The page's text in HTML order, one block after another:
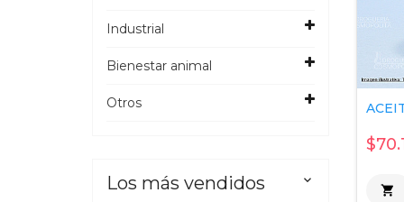

Industrial
Bienestar animal
Otros
Los más vendidos 